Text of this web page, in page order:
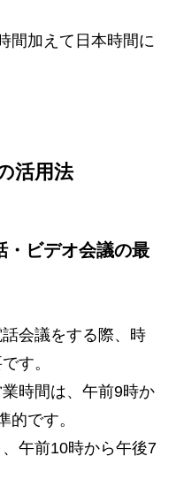
間加えて日本時間に
活用法
・ビデオ会議の最
会議をする際、時
す。
時間は、午前9時か
的です。
午前10時から午後7